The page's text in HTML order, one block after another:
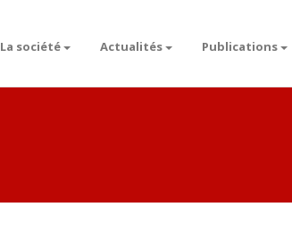
La société Actualités Publications